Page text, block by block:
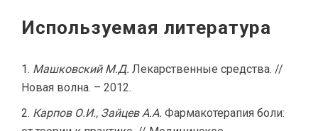
Используемая литература
Машковский М.Д. Лекарственные средства. //
Новая волна. – 2012.
Карпов О.И., Зайцев А.А. Фармакотерапия боли: